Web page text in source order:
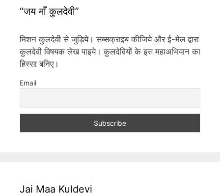
“जय माँ कुलदेवी”
मिशन कुलदेवी से जुड़िये। सब्सक्राइब कीजिये और ई-मेल द्वारा
कुलदेवी विषयक लेख पाइये। कुलदेवियों के इस महाअभियान का
हिस्सा बनिए।
Email
Jai Maa Kuldevi